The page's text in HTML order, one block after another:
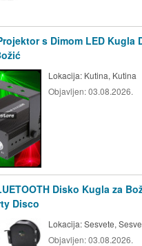
s Dimom LED Kugla
Lokacija: Kutina, Kutina
Objavljen:03.08.2026.
Disko Kugla za
Disco
Lokacija:Sesvete,
Objavljen:03.08.2026.